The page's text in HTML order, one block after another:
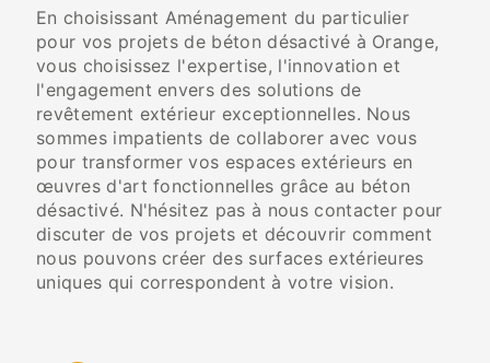
En choisissant Aménagement du particulier
pour vos projets de béton désactivé à Orange,
vous choisissez l'expertise, l'innovation et
l'engagement envers des solutions de
revêtement extérieur exceptionnelles. Nous
sommes impatients de collaborer avec vous
pour transformer vos espaces extérieurs en
œuvres d'art fonctionnelles grâce au béton
désactivé. N'hésitez pas à nous contacter pour
discuter de vos projets et découvrir comment
nous pouvons créer des surfaces extérieures
uniques qui correspondent à votre vision.